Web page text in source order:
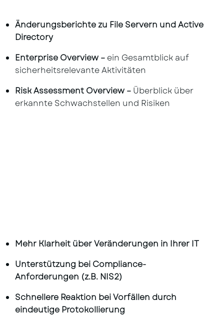
Änderungsberichte zu File Servern und Active
Directory
Enterprise Overview – ein Gesamtblick auf
sicherheitsrelevante Aktivitäten
Risk Assessment Overview – Überblick über
erkannte Schwachstellen und Risiken
Mehr Klarheit über Veränderungen in Ihrer IT
Unterstützung bei Compliance-
Anforderungen (z.B. NIS2)
Schnellere Reaktion bei Vorfällen durch
eindeutige Protokollierung